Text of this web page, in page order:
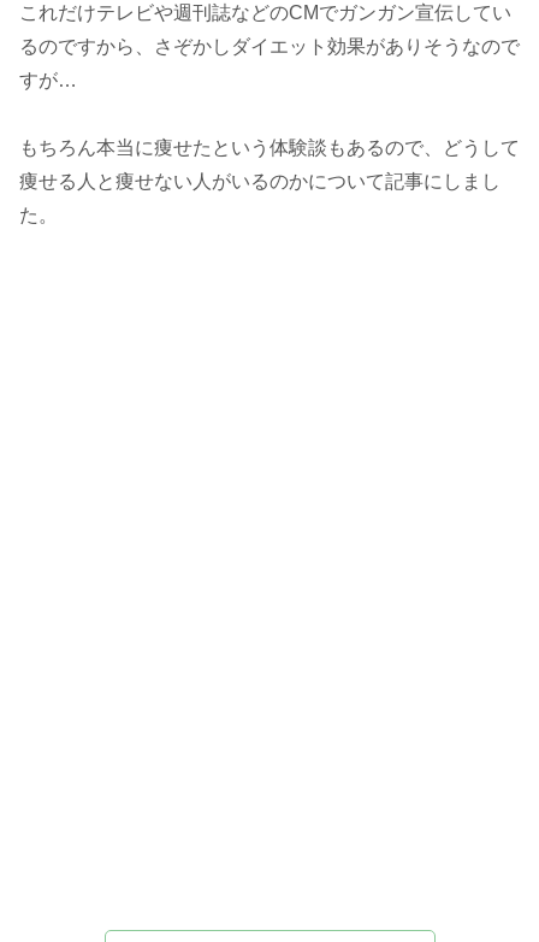
これだけテレビや週刊誌などのCMでガンガン宣伝してい
るのですから、さぞかしダイエット効果がありそうなので
すが…
もちろん本当に痩せたという体験談もあるので、どうして
痩せる人と痩せない人がいるのかについて記事にしまし
た。